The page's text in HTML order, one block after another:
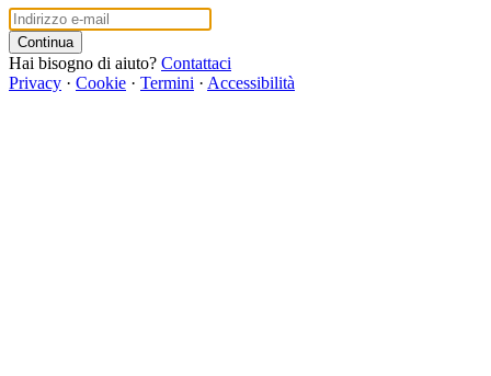
Continua
Hai bisogno di aiuto? Contattaci
Privacy · Cookie · Termini · Accessibilità